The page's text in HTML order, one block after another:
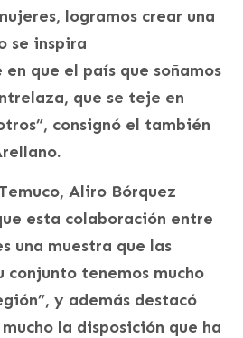
logramos crear una
se inspira
que el país que soñamos
que se teje en
consignó el también
Aliro Bórquez
esta colaboración entre
una muestra que las
conjunto tenemos mucho
y además destacó
la disposición que ha